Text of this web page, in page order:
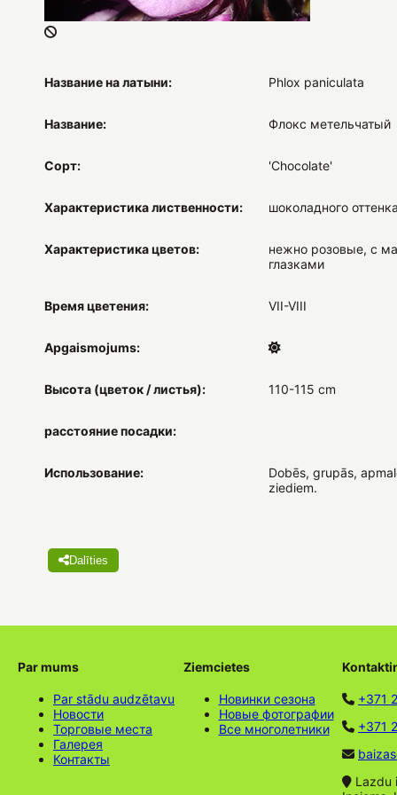
Название на латыни: Phlox paniculata
Название: Флокс метельчатый
Сорт: 'Chocolate'
Характеристика лиственности: шоколадного
Характеристика цветов:
нежно розовые, с
глазками
Время цветения: VII-VIII
Apgaismojums:
Высота (цветок / листья): 110-115 cm
расстояние посадки:
Использование:
Dobēs, grupās,
ziediem.
Dalīties
Par mums
Par stādu audzētavu
Новости
Торговые места
Галерея
Контакты
Ziemcietes
Новинки сезона
Новые фотографии
Все многолетники
+371
+371
Lazdu